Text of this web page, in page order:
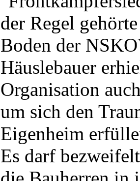
der Regel
Boden der
Häuslebauer
Organisation
um sich den
Eigenheim
Es darf